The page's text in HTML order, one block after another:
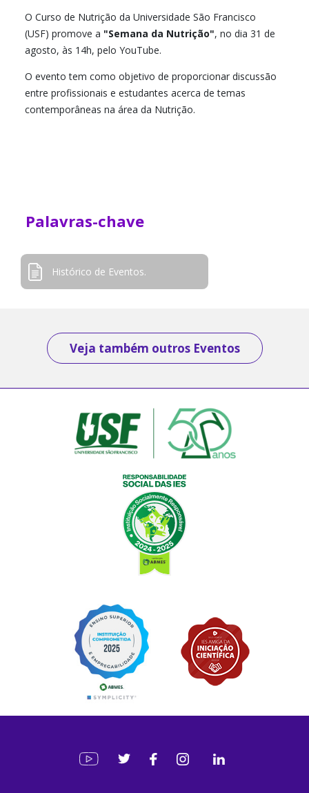
O Curso de Nutrição da Universidade São Francisco
(USF) promove a "Semana da Nutrição", no dia 31 de
agosto, às 14h, pelo YouTube.
O evento tem como objetivo de proporcionar discussão
entre profissionais e estudantes acerca de temas
contemporâneas na área da Nutrição.
Palavras-chave
Histórico de Eventos.
Veja também outros Eventos